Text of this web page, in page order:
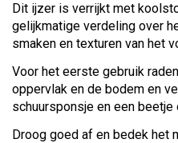
Dit ijzer is verrijkt met
gelijkmatige verdeling over
smaken en texturen van het
Voor het eerste gebruik
oppervlak en de bodem en
schuursponsje en een beetje
Droog goed af en bedek het